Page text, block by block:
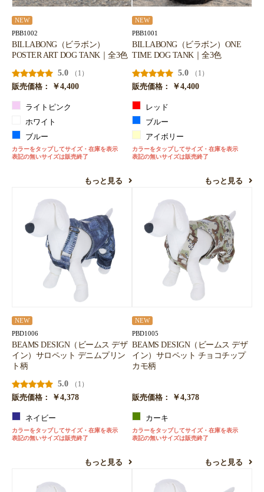
NEW
PBB1002
BILLABONG（ビラボン）
POSTER ART DOG TANK｜全3色
5.0
（1）
販売価格：
￥4,400
ライトピンク
ホワイト
ブルー
カラーをタップしてサイズ・在庫を表示
表記の無いサイズは販売終了
もっと見る
NEW
PBB1001
BILLABONG（ビラボン）ONE
TIME DOG TANK｜全3色
5.0
（1）
販売価格：
￥4,400
レッド
ブルー
アイボリー
カラーをタップしてサイズ・在庫を表示
表記の無いサイズは販売終了
もっと見る
NEW
PBD1006
BEAMS DESIGN（ビームス デザ
イン）サロペット デニムプリン
ト柄
5.0
（1）
販売価格：
￥4,378
ネイビー
カラーをタップしてサイズ・在庫を表示
表記の無いサイズは販売終了
もっと見る
NEW
PBD1005
BEAMS DESIGN（ビームス デザ
イン）サロペット チョコチップ
カモ柄
販売価格： ￥4,378
カーキ
カラーをタップしてサイズ・在庫を表示
表記の無いサイズは販売終了
もっと見る